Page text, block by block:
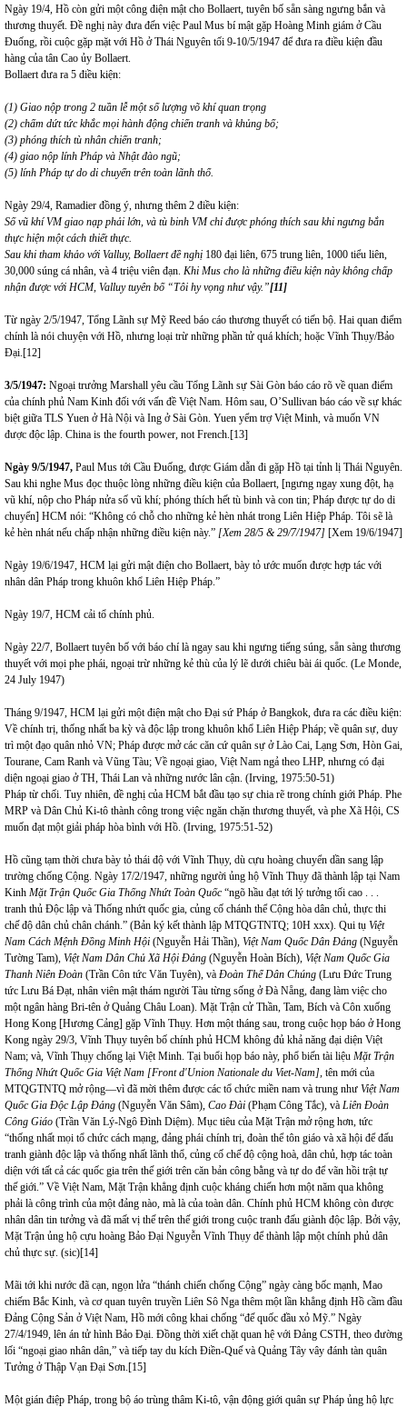
Ngày 19/4, Hồ còn gửi một công điện mật cho Bollaert, tuyên bố sẵn sàng ngưng bắn và
thương thuyết. Đề nghị này đưa đến việc Paul Mus bí mật gặp Hoàng Minh giám ở Cầu
Đuống, rồi cuộc gặp mặt với Hồ ở Thái Nguyên tối 9-10/5/1947 để đưa ra điều kiện đầu
hàng của tân Cao ủy Bollaert.
Bollaert đưa ra 5 điều kiện:
(1) Giao nộp trong 2 tuần lễ một số lượng võ khí quan trọng
(2) chấm dứt tức khắc mọi hành động chiến tranh và khủng bố;
(3) phóng thích tù nhân chiến tranh;
(4) giao nộp lính Pháp và Nhật đào ngũ;
(5) lính Pháp tự do di chuyển trên toàn lãnh thổ.
Ngày 29/4, Ramadier đồng ý, nhưng thêm 2 điều kiện:
Số vũ khí VM giao nạp phải lớn, và tù binh VM chỉ được phóng thích sau khi ngưng bắn
thực hiện một cách thiết thực.
Sau khi tham khảo với Valluy, Bollaert đề nghị 180 đại liên, 675 trung liên, 1000 tiểu liên,
30,000 súng cá nhân, và 4 triệu viên đạn. Khi Mus cho là những điều kiện này không chấp
nhận được với HCM, Valluy tuyên bố “Tôi hy vọng như vậy.”[11]
Từ ngày 2/5/1947, Tổng Lãnh sự Mỹ Reed báo cáo thương thuyết có tiến bộ. Hai quan điểm
chính là nói chuyện với Hồ, nhưng loại trừ những phần tử quá khích; hoặc Vĩnh Thụy/Bảo
Đại. [12]
3/5/1947: Ngoại trưởng Marshall yêu cầu Tổng Lãnh sự Sài Gòn báo cáo rõ về quan điểm
của chính phủ Nam Kinh đối với vấn đề Việt Nam. Hôm sau, O’Sullivan báo cáo về sự khác
biệt giữa TLS Yuen ở Hà Nội và Ing ở Sài Gòn. Yuen yểm trợ Việt Minh, và muốn VN
được độc lập. China is the fourth power, not French. [13]
Ngày 9/5/1947, Paul Mus tới Cầu Đuống, được Giám dẫn đi gặp Hồ tại tỉnh lị Thái Nguyên.
Sau khi nghe Mus đọc thuộc lòng những điều kiện của Bollaert, [ngưng ngay xung đột, hạ
vũ khí, nộp cho Pháp nửa số vũ khí; phóng thích hết tù binh và con tin; Pháp được tự do di
chuyển] HCM nói: “Không có chỗ cho những kẻ hèn nhát trong Liên Hiệp Pháp. Tôi sẽ là
kẻ hèn nhát nếu chấp nhận những điều kiện này.” [Xem 28/5 & 29/7/1947] [Xem 19/6/1947]
Ngày 19/6/1947, HCM lại gửi mật điện cho Bollaert, bày tỏ ước muốn được hợp tác với
nhân dân Pháp trong khuôn khổ Liên Hiệp Pháp.”
Ngày 19/7, HCM cải tổ chính phủ.
Ngày 22/7, Bollaert tuyên bố với báo chí là ngay sau khi ngưng tiếng súng, sẵn sàng thương
thuyết với mọi phe phái, ngoại trừ những kẻ thù của lý lẽ dưới chiêu bài ái quốc. (Le Monde,
24 July 1947)
Tháng 9/1947, HCM lại gửi một điện mật cho Đại sứ Pháp ở Bangkok, đưa ra các điều kiện:
Về chính trị, thống nhất ba kỳ và độc lập trong khuôn khổ Liên Hiệp Pháp; về quân sự, duy
trì một đạo quân nhỏ VN; Pháp được mở các căn cứ quân sự ở Lào Cai, Lạng Sơn, Hòn Gai,
Tourane, Cam Ranh và Vũng Tàu; Về ngoại giao, Việt Nam ngả theo LHP, nhưng có đại
diện ngoại giao ở TH, Thái Lan và những nước lân cận. (Irving, 1975:50-51)
Pháp từ chối. Tuy nhiên, đề nghị của HCM bắt đầu tạo sự chia rẽ trong chính giới Pháp. Phe
MRP và Dân Chủ Ki-tô thành công trong việc ngăn chặn thương thuyết, và phe Xã Hội, CS
muốn đạt một giải pháp hòa bình với Hồ. (Irving, 1975:51-52)
Hồ cũng tạm thời chưa bày tỏ thái độ với Vĩnh Thụy, dù cựu hoàng chuyển dần sang lập
trường chống Cộng. Ngày 17/2/1947, những người ủng hộ Vĩnh Thụy đã thành lập tại Nam
Kinh Mặt Trận Quốc Gia Thống Nhứt Toàn Quốc“ngõ hầu đạt tới lý tưởng tối cao . . .
tranh thủ Độc lập và Thống nhứt quốc gia, củng cố chánh thể Cộng hòa dân chủ, thực thi
chế độ dân chủ chân chánh.” (Bản ký kết thành lập MTQGTNTQ; 10H xxx). Qui tụ Việt
Nam Cách Mệnh Đồng Minh Hội (Nguyễn Hải Thần), Việt Nam Quốc Dân Đảng (Nguyễn
Tường Tam), Việt Nam Dân Chủ Xã Hội Đảng (Nguyễn Hoàn Bích), Việt Nam Quốc Gia
Thanh Niên Đoàn (Trần Côn tức Văn Tuyên), và Đoàn Thể Dân Chúng (Lưu Đức Trung
tức Lưu Bá Đạt, nhân viên mật thám người Tàu từng sống ở Đà Nẵng, đang làm việc cho
một ngân hàng Bri-tên ở Quảng Châu Loan). Mặt Trận cử Thần, Tam, Bích và Côn xuống
Hong Kong [Hương Cảng] gặp Vĩnh Thụy. Hơn một tháng sau, trong cuộc họp báo ở Hong
Kong ngày 29/3, Vĩnh Thụy tuyên bố chính phủ HCM không đủ khả năng đại diện Việt
Nam; và, Vĩnh Thụy chống lại Việt Minh. Tại buổi họp báo này, phổ biến tài liệu Mặt Trận
Thống Nhứt Quốc Gia Việt Nam [Front d'Union Nationale du Viet-Nam], tên mới của
MTQGTNTQ mở rộng—vì đã mời thêm được các tổ chức miền nam và trung như Việt Nam
Quốc Gia Độc Lập Đảng (Nguyễn Văn Sâm), Cao Đài (Phạm Công Tắc), và Liên Đoàn
Công Giáo (Trần Văn Lý-Ngô Đình Diệm). Mục tiêu của Mặt Trận mở rộng hơn, tức
“thống nhất mọi tổ chức cách mạng, đảng phái chính trị, đoàn thể tôn giáo và xã hội để đấu
tranh giành độc lập và thống nhất lãnh thổ, củng cố chế độ cộng hoà, dân chủ, hợp tác toàn
diện với tất cả các quốc gia trên thế giới trên căn bản công bằng và tự do để vãn hồi trật tự
thế giới.” Về Việt Nam, Mặt Trận khẳng định cuộc kháng chiến hơn một năm qua không
phải là công trình của một đảng nào, mà là của toàn dân. Chính phủ HCM không còn được
nhân dân tin tưởng và đã mất vị thế trên thế giới trong cuộc tranh đấu giành độc lập. Bởi vậy,
Mặt Trận ủng hộ cựu hoàng Bảo Đại Nguyễn Vĩnh Thụy để thành lập một chính phủ dân
chủ thực sự. (sic)[14]
Mãi tới khi nước đã cạn, ngọn lửa “thánh chiến chống Cộng” ngày càng bốc mạnh, Mao
chiếm Bắc Kinh, và cơ quan tuyên truyền Liên Sô Nga thêm một lần khẳng định Hồ cầm đầu
Đảng Cộng Sản ở Việt Nam, Hồ mới công khai chống “đế quốc đầu xỏ Mỹ.” Ngày
27/4/1949, lên án tử hình Bảo Đại. Đồng thời xiết chặt quan hệ với Đảng CSTH, theo đường
lối “ngoại giao nhân dân,” và tiếp tay du kích Điền-Quế và Quảng Tây vây đánh tàn quân
Tưởng ở Thập Vạn Đại Sơn. [15]
Một gián điệp Pháp, trong bộ áo trùng thâm Ki-tô, vận động giới quân sự Pháp ủng hộ lực